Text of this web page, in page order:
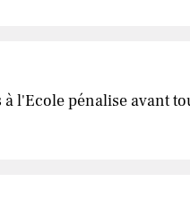
l'Ecole pénalise avant